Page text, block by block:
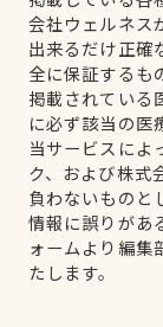
会社ウェルネス
出来るだけ正確
全に保証するも
掲載されている
に必ず該当の医
当サービスによ
ク、および株式
負わないものと
情報に誤りがあ
ォームより編集
たします。